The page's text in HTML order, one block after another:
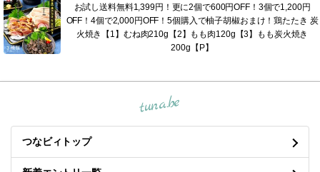
お試し送料無料1,399円！更に2個で600円OFF！3個で1,200円
OFF！4個で2,000円OFF！5個購入で柚子胡椒おまけ！鶏たたき 炭
火焼き【1】むね肉210g【2】もも肉120g【3】もも炭火焼き
200g【P】
tuna.be
つなビィトップ